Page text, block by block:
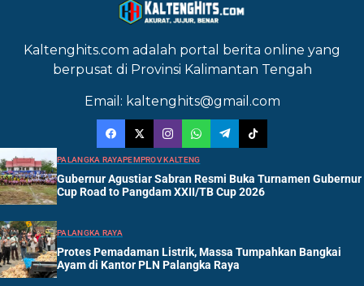
Kaltenghits.com adalah portal berita online yang
berpusat di Provinsi Kalimantan Tengah
Email: kaltenghits@gmail.com
PALANGKA RAYAPEMPROV KALTENG
Gubernur Agustiar Sabran Resmi Buka Turnamen Gubernur
Cup Road to Pangdam XXII/TB Cup 2026
PALANGKA RAYA
Protes Pemadaman Listrik, Massa Tumpahkan Bangkai
Ayam di Kantor PLN Palangka Raya